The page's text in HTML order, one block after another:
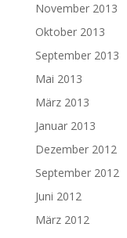
November 2013
Oktober 2013
September 2013
Mai 2013
März 2013
Januar 2013
Dezember 2012
September 2012
Juni 2012
März 2012